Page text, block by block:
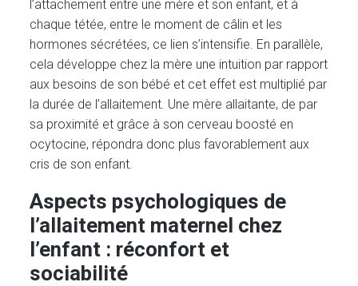
l’attachement entre une mère et son enfant, et à
chaque tétée, entre le moment de câlin et les
hormones sécrétées, ce lien s’intensifie. En parallèle,
cela développe chez la mère une intuition par rapport
aux besoins de son bébé et cet effet est multiplié par
la durée de l’allaitement. Une mère allaitante, de par
sa proximité et grâce à son cerveau boosté en
ocytocine, répondra donc plus favorablement aux
cris de son enfant.
Aspects psychologiques de
l’allaitement maternel chez
l’enfant : réconfort et
sociabilité